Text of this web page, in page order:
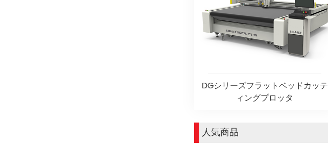
DGシリーズフラットベッドカッテ
ィングプロッタ
人気商品